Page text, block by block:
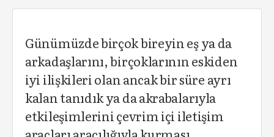
Günümüzde birçok bireyin eş ya da
arkadaşlarını, birçoklarının eskiden
iyi ilişkileri olan ancak bir süre ayrı
kalan tanıdık ya da akrabalarıyla
etkileşimlerini çevrim içi iletişim